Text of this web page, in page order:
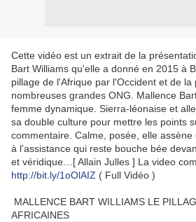
Cette vidéo est un extrait de la
Bart Williams qu'elle a donné en 2015 à
pillage de l'Afrique par l'Occident et de
nombreuses grandes ONG. Mallence
femme dynamique. Sierra-léonaise et
sa double culture pour mettre les points
commentaire. Calme, posée, elle
à l’assistance qui reste bouche bée
et véridique…[ Allain Julles ] La video
http://bit.ly/1oOlAIZ ( Full Vidéo )
MALLENCE BART WILLIAMS LE
AFRICAINES